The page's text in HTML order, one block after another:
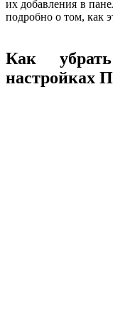
их добавления в
подробно о том, как
Как
настройках